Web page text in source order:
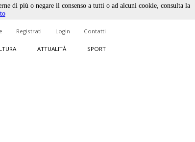
Registrati Login Contatti
ATTUALITÀ SPORT
di più o negare il consenso a tutti o ad alcuni cookie, consulta la